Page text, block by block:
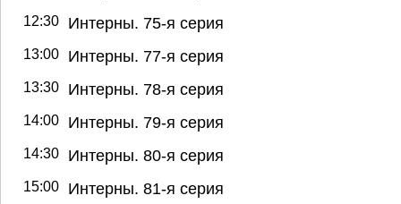
12:30 Интерны. 75-я серия
13:00 Интерны. 77-я серия
13:30 Интерны. 78-я серия
14:00 Интерны. 79-я серия
14:30 Интерны. 80-я серия
15:00 Интерны. 81-я серия